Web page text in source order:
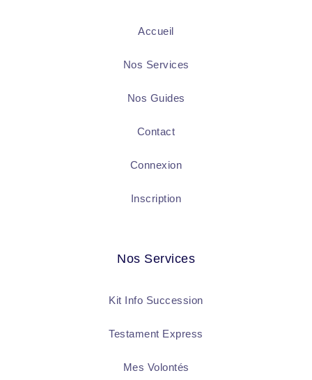
Accueil
Nos Services
Nos Guides
Contact
Connexion
Inscription
Nos Services
Kit Info Succession
Testament Express
Mes Volontés